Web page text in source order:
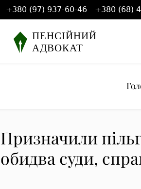
+380 (97) 937-60-46 +380 (68)
Призначили
обидва суди,